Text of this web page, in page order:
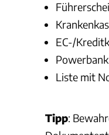
EC-/
Liste mit
Tipp: